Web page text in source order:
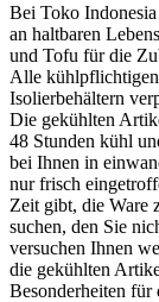
Bei Toko
an haltbaren
und Tofu für die
Alle
Isolierbehältern
Die gekühlten
48 Stunden kühl
bei Ihnen in
nur frisch
Zeit gibt, die Ware
suchen, den Sie
versuchen Ihnen
die gekühlten
Besonderheiten für